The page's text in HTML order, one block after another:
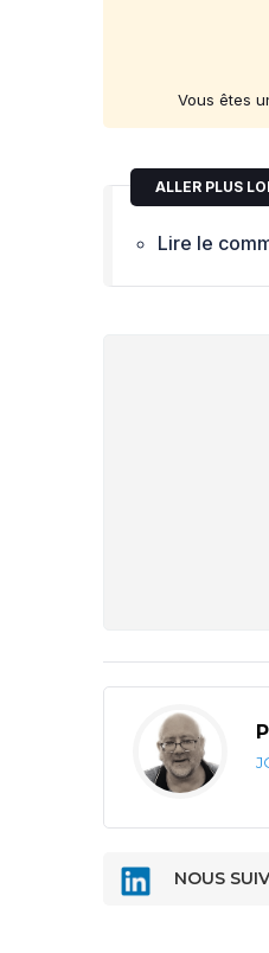
Vous êtes
ALLER PLUS
Lire le
NOUS